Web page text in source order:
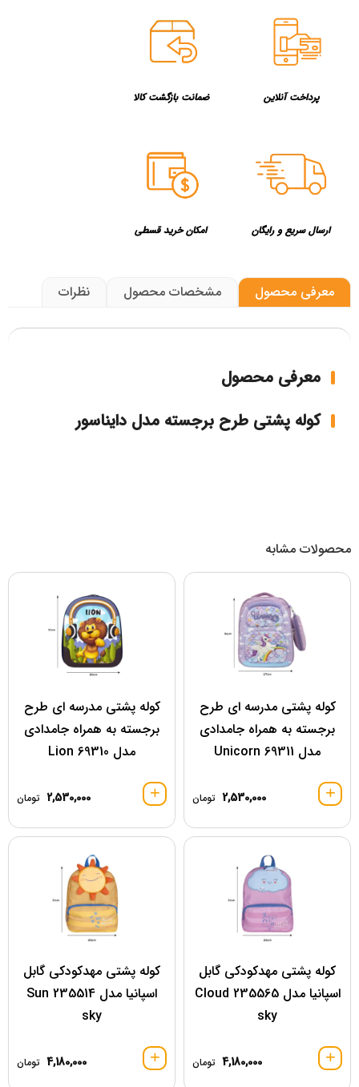
پرداخت آنلاین ضمانت بازگشت کالا
ارسال سریع و رایگان امکان خرید قسطی
معرفی محصول مشخصات محصول نظرات
معرفی محصول
کوله پشتی طرح برجسته مدل دایناسور
محصولات مشابه
کوله پشتی مدرسه ای طرح
برجسته به همراه جامدادی
مدل 69311 Unicorn
2,530,000 تومان
کوله پشتی مدرسه ای طرح
برجسته به همراه جامدادی
مدل 69310 Lion
2,530,000 تومان
کوله پشتی مهدکودکی گابل
اسپانیا مدل 235565 Cloud
sky
4,180,000 تومان
کوله پشتی مهدکودکی گابل
اسپانیا مدل 235514 Sun
sky
4,180,000 تومان